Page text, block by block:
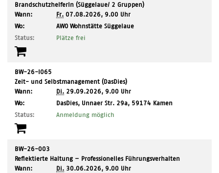
BrandschutzhelferIn (Süggelaue/ 2 Gruppen)
Wann:
Fr. 07.08.2026, 9.00 Uhr
Wo:
,
Ort:
AWO Wohnstätte Süggelaue
Status:
Plätze frei
BW-26-I065
Zeit- und Selbstmanagement (DasDies)
Wann:
Di. 29.09.2026, 9.00 Uhr
Wo:
,
Ort:
DasDies, Unnaer Str. 29a, 59174 Kamen
Status:
Anmeldung möglich
BW-26-003
Reflektierte Haltung – Professionelles Führungsverhalten
Wann:
Di. 30.06.2026, 9.00 Uhr